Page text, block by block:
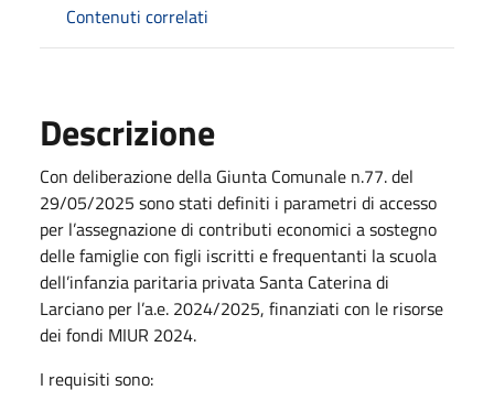
Contenuti correlati
Descrizione
Con deliberazione della Giunta Comunale n.77. del
29/05/2025 sono stati definiti i parametri di accesso
per l’assegnazione di contributi economici a sostegno
delle famiglie con figli iscritti e frequentanti la scuola
dell’infanzia paritaria privata Santa Caterina di
Larciano per l’a.e. 2024/2025, finanziati con le risorse
dei fondi MIUR 2024.
I requisiti sono: